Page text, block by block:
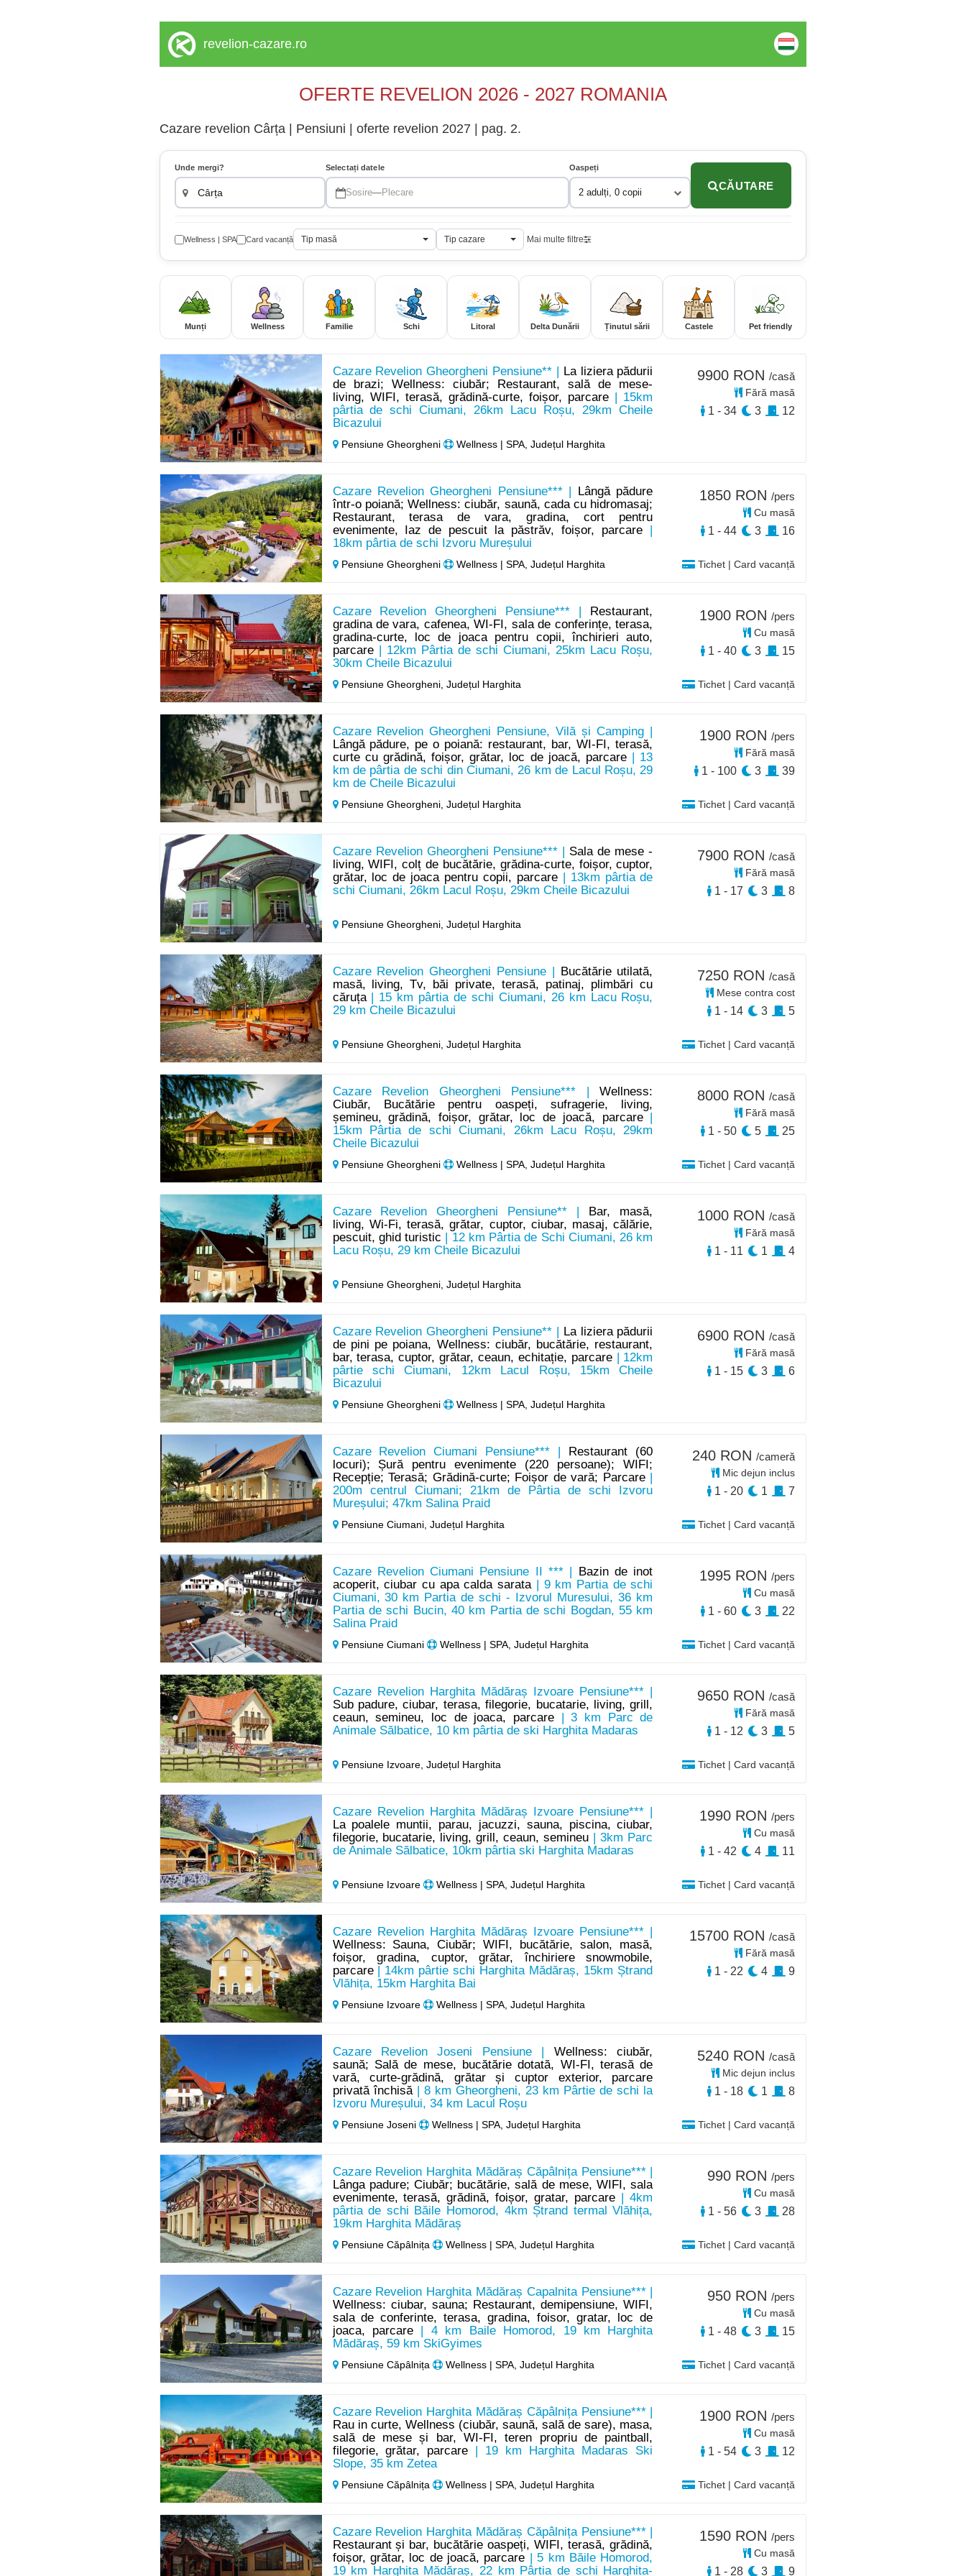
revelion-cazare.ro
OFERTE REVELION 2026 - 2027 ROMANIA
Cazare revelion Cârța | Pensiuni | oferte revelion 2027 | pag. 2.
Unde mergi? Selectați datele
Sosire—Plecare
Oaspeți
2 adulți, 0 copii
CĂUTARE
Wellness | SPA Card vacanță Tip masă Tip cazare Mai multe filtre
Munți Wellness Familie Schi Litoral Delta Dunării Ținutul sării Castele Pet friendly
Cazare Revelion Gheorgheni Pensiune** |
La liziera pădurii
de brazi; Wellness: ciubăr; Restaurant, sală de mese-
living, WIFI, terasă, grădină-curte, foișor, parcare | 15km
pârtia de schi Ciumani, 26km Lacu Roșu, 29km Cheile
Bicazului
Pensiune Gheorgheni Wellness | SPA, Județul Harghita
9900 RON /casă
Fără masă
1 - 34 3 12
Cazare Revelion Gheorgheni Pensiune*** |
Lângă pădure
într-o poiană; Wellness: ciubăr, saună, cada cu hidromasaj;
Restaurant, terasa de vara, gradina, cort pentru
evenimente, Iaz de pescuit la păstrăv, foișor, parcare
18km pârtia de schi Izvoru Mureșului
Pensiune Gheorgheni Wellness | SPA, Județul Harghita Tichet | Card vacanță
1850 RON /pers
Cu masă
1 - 44 3 16
Cazare Revelion Gheorgheni Pensiune*** |
Restaurant,
gradina de vara, cafenea, WI-FI, sala de conferințe, terasa,
gradina-curte, loc de joaca pentru copii, închirieri auto,
parcare| 12km Pârtia de schi Ciumani, 25km Lacu Roșu,
30km Cheile Bicazului
Pensiune Gheorgheni, Județul Harghita Tichet | Card vacanță
1900 RON /pers
Cu masă
1 - 40 3 15
Cazare Revelion Gheorgheni Pensiune, Vilă și Camping |
Lângă pădure, pe o poiană: restaurant, bar, WI-FI, terasă,
curte cu grădină, foișor, grătar, loc de joacă, parcare | 13
km de pârtia de schi din Ciumani, 26 km de Lacul Roșu, 29
km de Cheile Bicazului
Pensiune Gheorgheni, Județul Harghita Tichet | Card vacanță
1900 RON /pers
Fără masă
1 - 100 3 39
Cazare Revelion Gheorgheni Pensiune*** | Sala de mese -
living, WIFI, colț de bucătărie, grădina-curte, foișor, cuptor,
grătar, loc de joaca pentru copii, parcare| 13km pârtia de
schi Ciumani, 26km Lacul Roșu, 29km Cheile Bicazului
Pensiune Gheorgheni, Județul Harghita
7900 RON /casă
Fără masă
1 - 17 3 8
Cazare Revelion Gheorgheni Pensiune |
Bucătărie utilată,
masă, living, Tv, băi private, terasă, patinaj, plimbări cu
căruța| 15 km pârtia de schi Ciumani, 26 km Lacu Roșu,
29 km Cheile Bicazului
Pensiune Gheorgheni, Județul Harghita Tichet | Card vacanță
7250 RON /casă
Mese contra cost
1 - 14 3 5
Cazare Revelion Gheorgheni Pensiune*** |Wellness:
Ciubăr, Bucătărie pentru oaspeți, sufragerie, living,
șemineu, grădină, foișor, grătar, loc de joacă, parcare|
15km Pârtia de schi Ciumani, 26km Lacu Roșu, 29km
Cheile Bicazului
Pensiune Gheorgheni Wellness | SPA, Județul Harghita Tichet | Card vacanță
8000 RON /casă
Fără masă
1 - 50 5 25
Cazare Revelion Gheorgheni Pensiune** |
Bar, masă,
living, Wi-Fi, terasă, grătar, cuptor, ciubar, masaj, călărie,
pescuit, ghid turistic | 12 km Pârtia de Schi Ciumani, 26 km
Lacu Roșu, 29 km Cheile Bicazului
Pensiune Gheorgheni, Județul Harghita
1000 RON /casă
Fără masă
1 - 11 1 4
Cazare Revelion Gheorgheni Pensiune** |
La liziera pădurii
de pini pe poiana, Wellness: ciubăr, bucătărie, restaurant,
bar, terasa, cuptor, grătar, ceaun, echitație, parcare| 12km
pârtie schi Ciumani, 12km Lacul Roșu, 15km Cheile
Bicazului
Pensiune Gheorgheni Wellness | SPA, Județul Harghita
6900 RON /casă
Fără masă
1 - 15 3 6
Cazare Revelion Ciumani Pensiune*** |
Restaurant (60
locuri); Șură pentru evenimente (220 persoane); WIFI;
Recepție; Terasă; Grădină-curte; Foișor de vară; Parcare|
200m centrul Ciumani; 21km de Pârtia de schi Izvoru
Mureșului; 47km Salina Praid
Pensiune Ciumani, Județul Harghita Tichet | Card vacanță
240 RON /cameră
Mic dejun inclus
1 - 20 1 7
Cazare Revelion Ciumani Pensiune II *** |
Bazin de inot
acoperit, ciubar cu apa calda sarata| 9 km Partia de schi
Ciumani, 30 km Partia de schi - Izvorul Muresului, 36 km
Partia de schi Bucin, 40 km Partia de schi Bogdan, 55 km
Salina Praid
Pensiune Ciumani Wellness | SPA, Județul Harghita Tichet | Card vacanță
1995 RON /pers
Cu masă
1 - 60 3 22
Cazare Revelion Harghita Mădăraș Izvoare Pensiune*** |
Sub padure, ciubar, terasa, filegorie, bucatarie, living, grill,
ceaun, semineu, loc de joaca, parcare| 3 km Parc de
Animale Sălbatice, 10 km pârtia de ski Harghita Madaras
Pensiune Izvoare, Județul Harghita Tichet | Card vacanță
9650 RON /casă
Fără masă
1 - 12 3 5
Cazare Revelion Harghita Mădăraș Izvoare Pensiune*** |
La poalele muntii, parau, jacuzzi, sauna, piscina, ciubar,
filegorie, bucatarie, living, grill, ceaun, semineu | 3km Parc
de Animale Sălbatice, 10km pârtia ski Harghita Madaras
Pensiune Izvoare Wellness | SPA, Județul Harghita Tichet | Card vacanță
1990 RON /pers
Cu masă
1 - 42 4 11
Cazare Revelion Harghita Mădăraș Izvoare Pensiune*** |
Wellness: Sauna, Ciubăr; WIFI, bucătărie, salon, masă,
foișor, gradina, cuptor, grătar, închiriere snowmobile,
parcare| 14km pârtie schi Harghita Mădăraș, 15km Ștrand
Vlăhița, 15km Harghita Bai
Pensiune Izvoare Wellness | SPA, Județul Harghita
15700 RON /casă
Fără masă
1 - 22 4 9
Cazare Revelion Joseni Pensiune | Wellness: ciubăr,
saună; Sală de mese, bucătărie dotată, WI-FI, terasă de
vară, curte-grădină, grătar și cuptor exterior, parcare
privată închisă| 8 km Gheorgheni, 23 km Pârtie de schi la
Izvoru Mureșului, 34 km Lacul Roșu
Pensiune Joseni Wellness | SPA, Județul Harghita Tichet | Card vacanță
5240 RON /casă
Mic dejun inclus
1 - 18 1 8
Cazare Revelion Harghita Mădăraș Căpâlnița Pensiune*** |
Lânga padure; Ciubăr; bucătărie, sală de mese, WIFI, sala
evenimente, terasă, grădină, foișor, gratar, parcare | 4km
pârtia de schi Băile Homorod, 4km Ștrand termal Vlăhița,
19km Harghita Mădăraș
Pensiune Căpâlnița Wellness | SPA, Județul Harghita Tichet | Card vacanță
990 RON /pers
Cu masă
1 - 56 3 28
Cazare Revelion Harghita Mădăraș Capalnita Pensiune*** |
Wellness: ciubar, sauna; Restaurant, demipensiune, WIFI,
sala de conferinte, terasa, gradina, foisor, gratar, loc de
joaca, parcare| 4 km Baile Homorod, 19 km Harghita
Mădăraș, 59 km SkiGyimes
Pensiune Căpâlnița Wellness | SPA, Județul Harghita Tichet | Card vacanță
950 RON /pers
Cu masă
1 - 48 3 15
Cazare Revelion Harghita Mădăraș Căpâlnița Pensiune*** |
Rau in curte, Wellness (ciubăr, saună, sală de sare), masa,
sală de mese și bar, WI-FI, teren propriu de paintball,
filegorie, grătar, parcare | 19 km Harghita Madaras Ski
Slope, 35 km Zetea
Pensiune Căpâlnița Wellness | SPA, Județul Harghita Tichet | Card vacanță
1900 RON /pers
Cu masă
1 - 54 3 12
Cazare Revelion Harghita Mădăraș Căpâlnița Pensiune*** |
Restaurant și bar, bucătărie oaspeți, WIFI, terasă, grădină,
foișor, grătar, loc de joacă, parcare | 5 km Băile Homorod,
19 km Harghita Mădăraș, 22 km Pârtia de schi Harghita-
1590 RON /pers
Cu masă
1 - 28 3 9